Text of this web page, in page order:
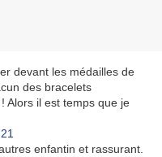
devant les médailles de
des bracelets
Alors il est temps que je
enfantin et rassurant.